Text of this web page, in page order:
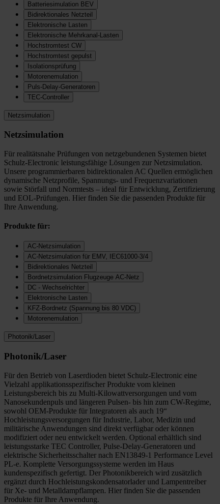
Batteriesimulation BEV
Bidirektionales Netzteil
Elektronische Lasten
Elektronische Mehrkanal-Lasten
Hochstromtest CW
Hochstromtest gepulst
Isolationsprüfung
Motorenemulation
Puls-Delay-Generatoren
TEC-Controller
Netzsimulation
Netzsimulation
Für realitätsnahe Prüfungen von netzgebundenen Systemen bietet
Schulz-Electronic leistungsfähige Lösungen zur Netzsimulation.
Unsere programmierbaren bidirektionalen AC Quellen ermöglichen
dynamische Netzprofile, Spannungs- und Frequenzvariationen
sowie Störfall und Normtests – ideal für Entwicklung, Zertifizierung
und EOL-Prüfungen. Hier finden Sie die passenden Produkte für
Ihre Anwendung.
Produkte für:
AC-Netzsimulation
AC-Netzsimulation für EMV, IEC61000-3/4
Bidirektionales Netzteil
Bordnetzsimulation Flugzeuge AC-Netz
DC - Wechselrichter
Elektronische Lasten
KFZ-Bordnetz (Spannung bis 80 VDC)
Motorenemulation
Photonik/Laser
Photonik/Laser
Für den Betrieb von Laserdioden bietet Schulz-Electronic eine
Vielzahl applikationsspezifischer Produkte vom kleinen
Leistungsbereich bis zu Multi-Kilowattversorgungen und vom
Nanosekundenpuls und längeren Pulsen- bis hin zum CW-Regime,
sowohl OEM-Produkte für Integratoren als auch 19“
Hochleistungsversorgungen für Industrie, Labor, Medizin und
militärische Anwendungen sind direkt verfügbar oder können
modifiziert oder neu entwickelt werden. Optional erhältlich sind
leistungsstarke TEC Controller, Pulse-Delay-Generatoren und
elektrische Sicherheitsschalter nach EN13849-1 Performance Level
PL-e. Komplette Versorgungssysteme werden im Haus
kundenspezifisch gefertigt. Der Photonikbereich wird zusätzlich
ergänzt durch Hochleistungskondensatorlader und Lampentreiber
für Xe- und Metalldampflampen. Hier finden Sie die passenden
Produkte für Ihre Anwendung.